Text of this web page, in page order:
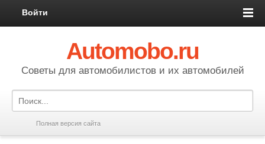
Войти
Automobo.ru
Cоветы для автомобилистов и их автомобилей
Полная версия сайта